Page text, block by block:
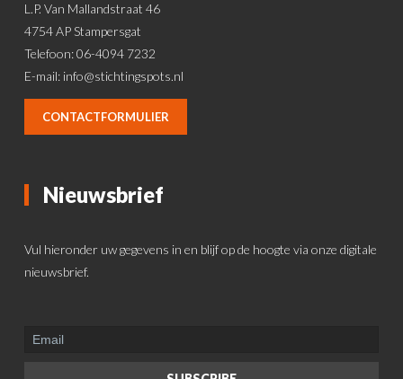
L.P. Van Mallandstraat 46
4754 AP Stampersgat
Telefoon: 06-4094 7232
E-mail: info@stichtingspots.nl
CONTACTFORMULIER
Nieuwsbrief
Vul hieronder uw gegevens in en blijf op de hoogte via onze digitale
nieuwsbrief.